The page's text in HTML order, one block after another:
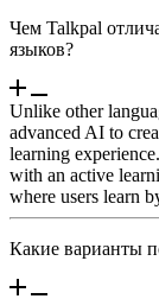
Чем Talkpal
языков?
Unlike other
advanced AI to
learning
with an active
where users learn
Какие варианты